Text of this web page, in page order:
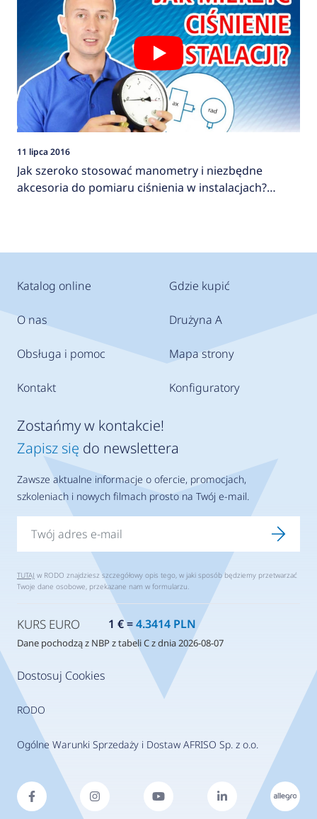
11 lipca 2016
Jak szeroko stosować manometry i niezbędne
akcesoria do pomiaru ciśnienia w instalacjach?
Katalog online
O nas
Obsługa i pomoc
Kontakt
Gdzie kupić
Drużyna A
Mapa strony
Konfiguratory
Dostosuj Cookies
RODO
Ogólne Warunki Sprzedaży i Dostaw AFRISO Sp. z o.o.
Zostańmy w kontakcie!
Zapisz się do newslettera
Zawsze aktualne informacje o ofercie, promocjach,
szkoleniach i nowych filmach prosto na Twój e-mail.
TUTAJ w RODO znajdziesz szczegółowy opis tego, w jaki sposób będziemy przetwarzać
Twoje dane osobowe, przekazane nam w formularzu.
KURS EURO 1 € =4.3414 PLN
Dane pochodzą z NBP z tabeli C z dnia 2026-08-07